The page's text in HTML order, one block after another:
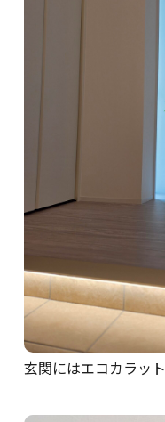
玄関にはエコカラット